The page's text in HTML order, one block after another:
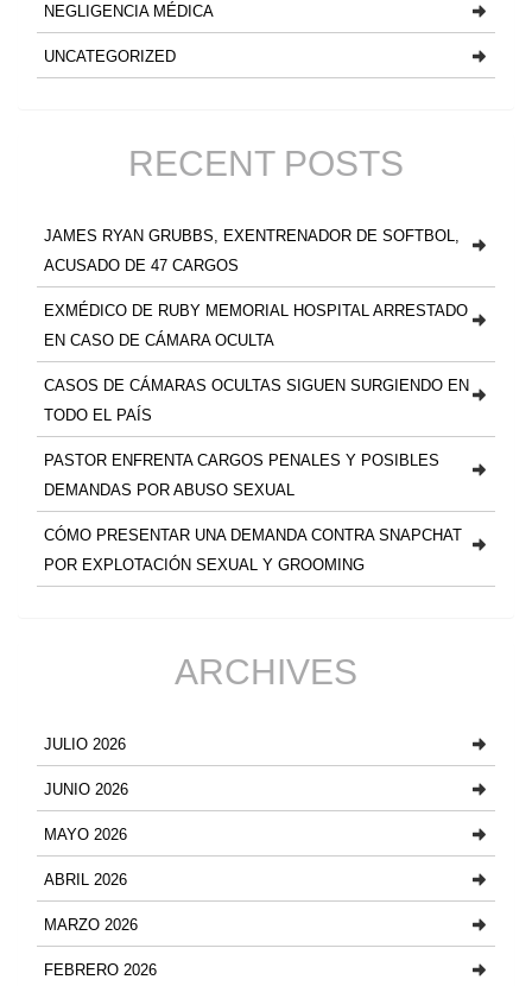
NEGLIGENCIA MÉDICA
UNCATEGORIZED
RECENT POSTS
JAMES RYAN GRUBBS, EXENTRENADOR DE SOFTBOL,
ACUSADO DE 47 CARGOS
EXMÉDICO DE RUBY MEMORIAL HOSPITAL ARRESTADO
EN CASO DE CÁMARA OCULTA
CASOS DE CÁMARAS OCULTAS SIGUEN SURGIENDO EN
TODO EL PAÍS
PASTOR ENFRENTA CARGOS PENALES Y POSIBLES
DEMANDAS POR ABUSO SEXUAL
CÓMO PRESENTAR UNA DEMANDA CONTRA SNAPCHAT
POR EXPLOTACIÓN SEXUAL Y GROOMING
ARCHIVES
JULIO 2026
JUNIO 2026
MAYO 2026
ABRIL 2026
MARZO 2026
FEBRERO 2026